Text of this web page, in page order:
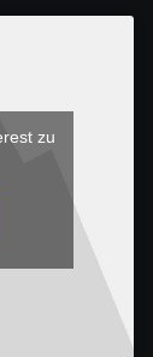
zu